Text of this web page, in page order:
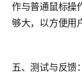
作与普通鼠标操
够大，以方便用
五、测试与反馈